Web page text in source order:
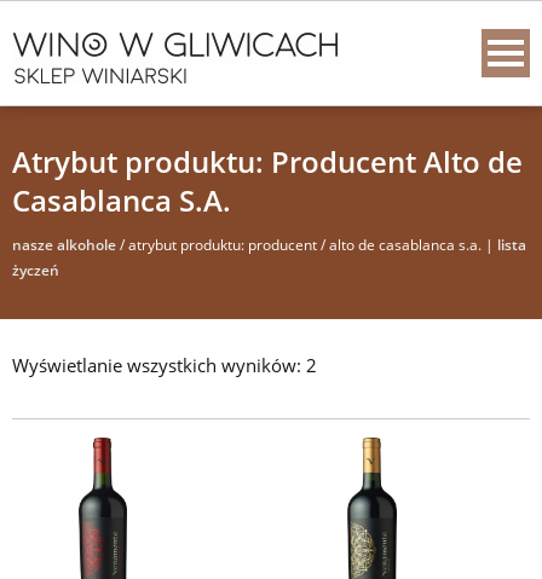
Atrybut produktu: Producent Alto de
Casablanca S.A.
nasze alkohole/ atrybut produktu: producent / alto de casablanca s.a. | lista
życzeń
Wyświetlanie wszystkich wyników: 2